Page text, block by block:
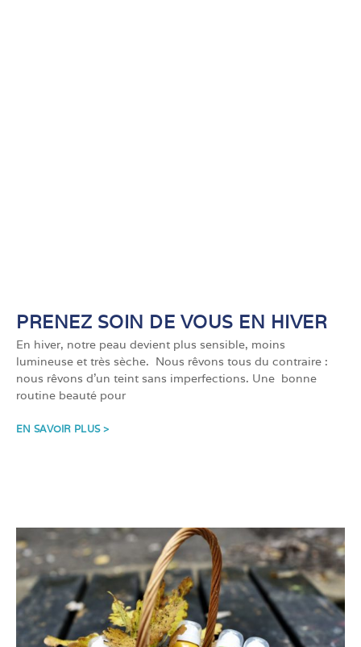
PRENEZ SOIN DE VOUS EN HIVER
En hiver, notre peau devient plus sensible, moins
lumineuse et très sèche. Nous rêvons tous du contraire :
nous rêvons d’un teint sans imperfections. Une bonne
routine beauté pour
EN SAVOIR PLUS >